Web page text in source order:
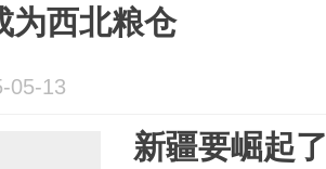
为西北粮仓
05-13
新疆要崛起